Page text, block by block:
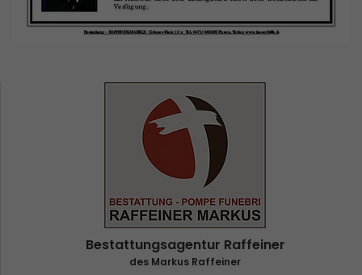
Bestattungsagentur Raffeiner
des Markus Raffeiner